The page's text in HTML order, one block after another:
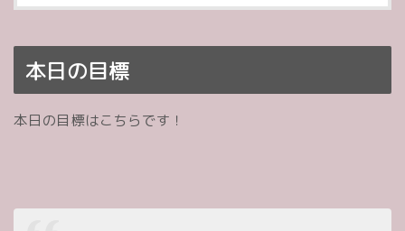
本日の目標
本日の目標はこちらです！